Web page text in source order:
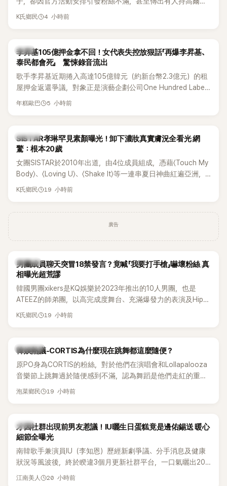
球桿到YG娛樂大樓鬧事。Jisoo今（8日）也親自發文向BLINK
K氏鄉民 4 小時前
韓星
李昇基105億押金拿不回！女代表失控放狠話「再爆李昇基、
泰民都會死」 驚悚錄音流出
歌手李昇基近期捲入高達105億韓元（約新台幣2.3億元）的租
屋押金返還爭議，對象正是演藝企劃公司One Hundred Label
代表車佳媛(차가원)。如今事件再掀風波，YouTuber李鎮浩公開
年糕歐巴 5 小時前
K-POP
SISTAR孝琳罕見素顏曝光！卸下濃妝真實膚況全看光 網
驚：根本20歲
女團SISTAR於2010年出道，由4位成員組成，憑藉〈Touch My
Body〉、〈Loving U〉、〈Shake It〉等一連串夏日神曲紅遍亞洲，
獲封「夏日女王」。不過，團體在出道滿7年後宣布解散，成員各
K氏鄉民 19 小時前
廣告
K-POP
男團成員聊天突冒18禁發言？竟喊「我要打手槍」嚇壞粉絲 真
相曝光超荒謬
韓國男團xikers是KQ娛樂於2023年推出的10人男團，也是
ATEEZ的師弟團，以高完成度舞台、充滿爆發力的表演及Hip-
Hop風格聞名，出道後迅速累積大批海內外粉絲，近年也陸續
K氏鄉民 19 小時前
熱議討論
韓娛熱議-CORTIS為什麼現在跳舞都這麼隨便？
原PO身為CORTIS的粉絲，對於他們在演唱會和Lollapalooza
音樂節上跳舞過於隨便感到不滿，認為舞蹈是他們走紅的重要
原因，希望他們能更認真地表演。
泡菜鄉民 19 小時前
韓星
才因社群出現前男友惹議！IU曬生日蛋糕竟是邊佑錫送 暖心
細節全曝光
南韓歌手兼演員IU（李知恩）歷經新劇爭議、分手消息及健康
狀況等風波後，終於睽違3個月更新社群平台，一口氣曬出20
張近況照，讓大批粉絲又驚又喜。其中，一張生日蛋糕照意外
江南美人 20 小時前